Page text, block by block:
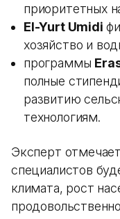
приоритетных
El-Yurt Umidi
хозяйство и
программы
полные
развитию
технологиям.
Эксперт
специалистов
климата, рост